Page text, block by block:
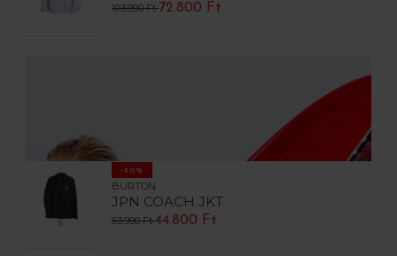
103.990 Ft72.800 Ft
-30%
BURTON
JPN COACH JKT
63.990 Ft44.800 Ft